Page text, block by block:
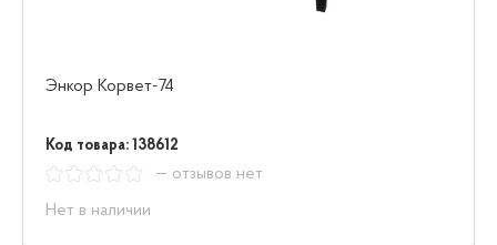
Энкор Корвет-74
Код товара: 138612
— отзывов нет
Нет в наличии